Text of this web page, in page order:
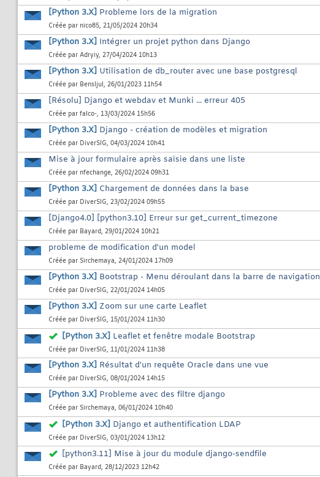
[Python 3.X] Probleme lors de la migration
Créée par nico85, 21/05/2024 20h34
[Python 3.X] Intégrer un projet python dans Django
Créée par Adryiy, 27/04/2024 10h13
[Python 3.X] Utilisation de db_router avec une base postgresql
Créée par Bensljul, 26/01/2023 11h54
[Résolu] Django et webdav et Munki ... erreur 405
Créée par falco-, 13/03/2024 15h56
[Python 3.X] Django - création de modèles et migration
Créée par DiverSIG, 04/03/2024 10h41
Mise à jour formulaire après saisie dans une liste
Créée par nfechange, 26/02/2024 09h31
[Python 3.X] Chargement de données dans la base
Créée par DiverSIG, 23/02/2024 09h55
[Django4.0] [python3.10] Erreur sur get_current_timezone
Créée par Bayard, 29/01/2024 10h21
probleme de modification d'un model
Créée par Sirchemaya, 24/01/2024 17h09
[Python 3.X] Bootstrap - Menu déroulant dans la barre de navigation
Créée par DiverSIG, 22/01/2024 14h05
[Python 3.X] Zoom sur une carte Leaflet
Créée par DiverSIG, 15/01/2024 11h30
[Python 3.X] Leaflet et fenêtre modale Bootstrap
Créée par DiverSIG, 11/01/2024 11h38
[Python 3.X] Résultat d'un requête Oracle dans une vue
Créée par DiverSIG, 08/01/2024 14h15
[Python 3.X] Probleme avec des filtre django
Créée par Sirchemaya, 06/01/2024 10h40
[Python 3.X] Django et authentification LDAP
Créée par DiverSIG, 03/01/2024 13h12
[python3.11] Mise à jour du module django-sendfile
Créée par Bayard, 28/12/2023 12h42